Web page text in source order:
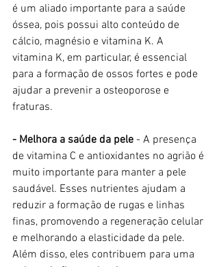
é um aliado importante para a saúde
óssea, pois possui alto conteúdo de
cálcio, magnésio e vitamina K. A
vitamina K, em particular, é essencial
para a formação de ossos fortes e pode
ajudar a prevenir a osteoporose e
fraturas.
- Melhora a saúde da pele - A presença
de vitamina C e antioxidantes no agrião é
muito importante para manter a pele
saudável. Esses nutrientes ajudam a
reduzir a formação de rugas e linhas
finas, promovendo a regeneração celular
e melhorando a elasticidade da pele.
Além disso, eles contribuem para uma